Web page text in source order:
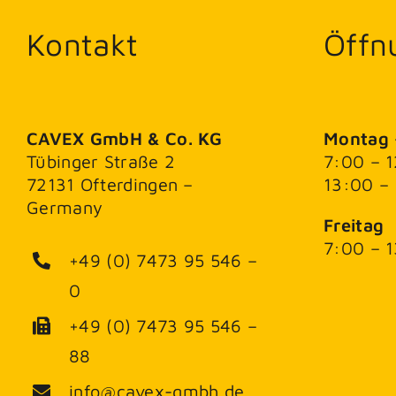
Kontakt
CAVEX GmbH & Co. KG
Tübinger Straße 2
72131 Ofterdingen –
Germany
+49 (0) 7473 95 546 –
0
+49 (0) 7473 95 546 –
88
info@cavex-gmbh.de
Montag
7:00 –
13:00 –
Freitag
7:00 –